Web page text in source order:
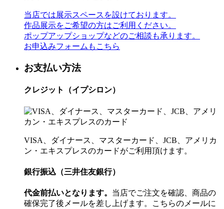
当店では展示スペースを設けております。
作品展示をご希望の方はご利用ください。
ポップアップショップなどのご相談も承ります。
お申込みフォームもこちら
お支払い方法
クレジット（イプシロン）
VISA、ダイナース、マスターカード、JCB、アメリカ
ン・エキスプレスのカードがご利用頂けます。
銀行振込（三井住友銀行）
代金前払いとなります。 当店でご注文を確認、商品の
確保完了後メールを差し上げます。こちらのメールに